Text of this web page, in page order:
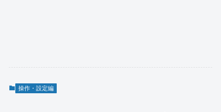
操作・設定編